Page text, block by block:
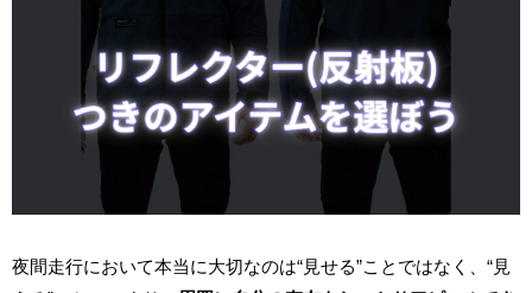
夜間走行において本当に大切なのは“見せる”ことではなく、“見